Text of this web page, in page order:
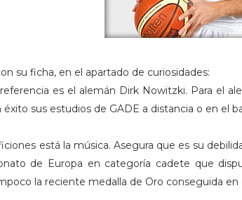
su ficha, en el apartado de curiosidades:
es el alemán Dirk Nowitzki. Para el
éxito sus estudios de GADE a distancia o en el
está la música. Asegura que es su
de Europa en categoría cadete que
la reciente medalla de Oro conseguida en